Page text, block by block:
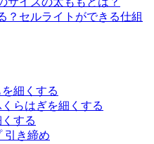
？セルライトができる仕組
細くする
らはぎを細くする
する
引き締め